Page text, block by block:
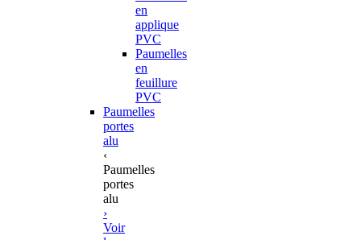
en
applique
PVC
Paumelles
en
feuillure
PVC
Paumelles
portes
alu
‹
Paumelles
portes
alu
›
Voir